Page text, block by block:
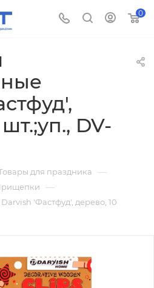
0
DV-
для праздника —
—
'Фастфуд', дерево, 10